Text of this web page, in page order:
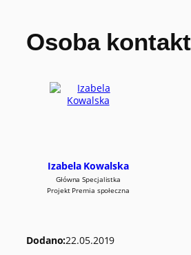
Osoba
Izabela Kowalska
Główna Specjalistka
Projekt Premia społeczna
Dodano:22.05.2019